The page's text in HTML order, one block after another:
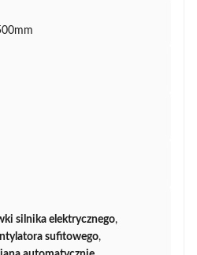
silnika elektrycznego,
sufitowego,